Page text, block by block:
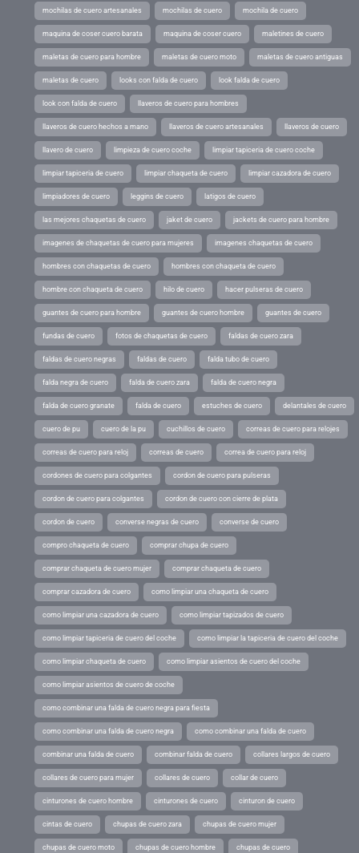
mochilas de cuero artesanales mochilas de cuero mochila de cuero
maquina de coser cuero barata maquina de coser cuero maletines de cuero
maletas de cuero para hombre maletas de cuero moto maletas de cuero antiguas
maletas de cuero looks con falda de cuero look falda de cuero
look con falda de cuero llaveros de cuero para hombres
llaveros de cuero hechos a mano llaveros de cuero artesanales llaveros de cuero
llavero de cuero limpieza de cuero coche limpiar tapiceria de cuero coche
limpiar tapiceria de cuero limpiar chaqueta de cuero limpiar cazadora de cuero
limpiadores de cuero leggins de cuero latigos de cuero
las mejores chaquetas de cuero jaket de cuero jackets de cuero para hombre
imagenes de chaquetas de cuero para mujeres imagenes chaquetas de cuero
hombres con chaquetas de cuero hombres con chaqueta de cuero
hombre con chaqueta de cuero hilo de cuero hacer pulseras de cuero
guantes de cuero para hombre guantes de cuero hombre guantes de cuero
fundas de cuero fotos de chaquetas de cuero faldas de cuero zara
faldas de cuero negras faldas de cuero falda tubo de cuero
falda negra de cuero falda de cuero zara falda de cuero negra
falda de cuero granate falda de cuero estuches de cuero delantales de cuero
cuero de pu cuero de la pu cuchillos de cuero correas de cuero para relojes
correas de cuero para reloj correas de cuero correa de cuero para reloj
cordones de cuero para colgantes cordon de cuero para pulseras
cordon de cuero para colgantes cordon de cuero con cierre de plata
cordon de cuero converse negras de cuero converse de cuero
compro chaqueta de cuero comprar chupa de cuero
comprar chaqueta de cuero mujer comprar chaqueta de cuero
comprar cazadora de cuero como limpiar una chaqueta de cuero
como limpiar una cazadora de cuero como limpiar tapizados de cuero
como limpiar tapiceria de cuero del coche como limpiar la tapiceria de cuero del coche
como limpiar chaqueta de cuero como limpiar asientos de cuero del coche
como limpiar asientos de cuero de coche
como combinar una falda de cuero negra para fiesta
como combinar una falda de cuero negra como combinar una falda de cuero
combinar una falda de cuero combinar falda de cuero collares largos de cuero
collares de cuero para mujer collares de cuero collar de cuero
cinturones de cuero hombre cinturones de cuero cinturon de cuero
cintas de cuero chupas de cuero zara chupas de cuero mujer
chupas de cuero moto chupas de cuero hombre chupas de cuero